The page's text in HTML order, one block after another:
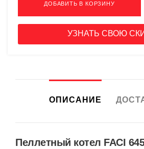
ДОБАВИТЬ В КОРЗИНУ
УЗНАТЬ СВОЮ
ОПИСАНИЕ
Пеллетный котел FACI